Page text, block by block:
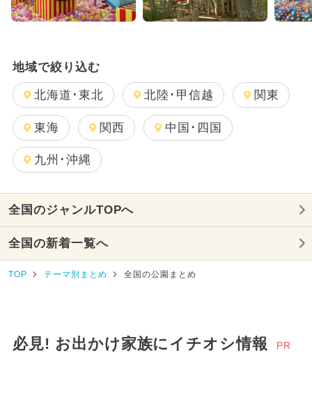
穴場 夏休み（穴場）
夏休み（涼しい） 夏休み（観光）
涼しい 冬休み 秩父旅行・観光
紅葉 イルミネーション
新幹線
アウトドア ランキング
SL・機関車
地域で絞り込む
北海道･東北 北陸･甲信越 関東
東海 関西 中国･四国
九州･沖縄
全国のジャンルTOPへ
全国の新着一覧へ
TOP テーマ別まとめ 全国の公園まとめ
必見! お出かけ家族にイチオシ情報 PR